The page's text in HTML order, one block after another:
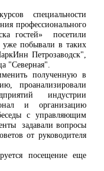
специальности
профессионального
гостей» посетили
побывали в таких
Петрозаводск",
"Северная".
полученную в
проанализировали
индустрии
и организацию
с управляющим
задавали вопросы
от руководителя
посещение еще